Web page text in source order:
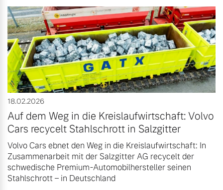
18.02.2026
Auf dem Weg in die Kreislaufwirtschaft: Volvo
Cars recycelt Stahlschrott in Salzgitter
Volvo Cars ebnet den Weg in die Kreislaufwirtschaft: In
Zusammenarbeit mit der Salzgitter AG recycelt der
schwedische Premium-Automobilhersteller seinen
Stahlschrott – in Deutschland